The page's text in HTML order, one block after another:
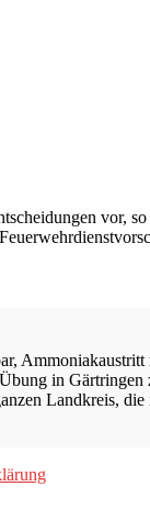
vor,
in
Landkreis,